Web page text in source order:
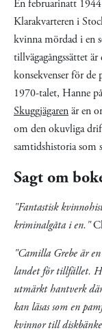
En februarinatt
Klarakvarteren i
kvinna mördad i en
tillvägagångssättet
konsekvenser för
1970-talet, Hanne
Skuggjägarenär en
om den okuvliga
samtidshistoria som
Sagt om
"Fantastisk
kriminalgåta i en."
"Camilla Grebe är
landet för tillfället.
utmärkt hantverk
kan läsas som en
kvinnor till